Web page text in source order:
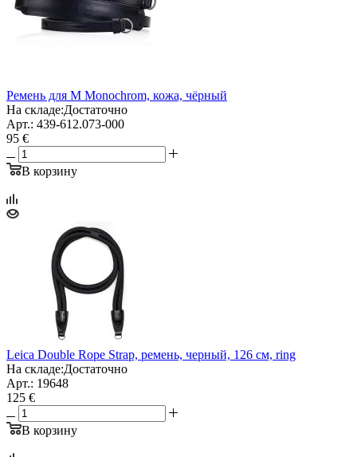
Ремень для M Monochrom, кожа, чёрный
На складе:Достаточно
Арт.: 439-612.073-000
95 €
В корзину
Leica Double Rope Strap, ремень, черный, 126 см, ring
На складе:Достаточно
Арт.: 19648
125 €
В корзину